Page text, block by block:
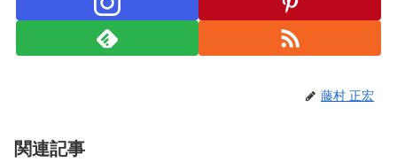
藤村 正宏
関連記事